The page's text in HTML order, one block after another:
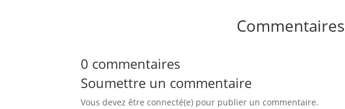
Commentaires
0 commentaires
Soumettre un commentaire
Vous devez être connecté(e) pour publier un commentaire.